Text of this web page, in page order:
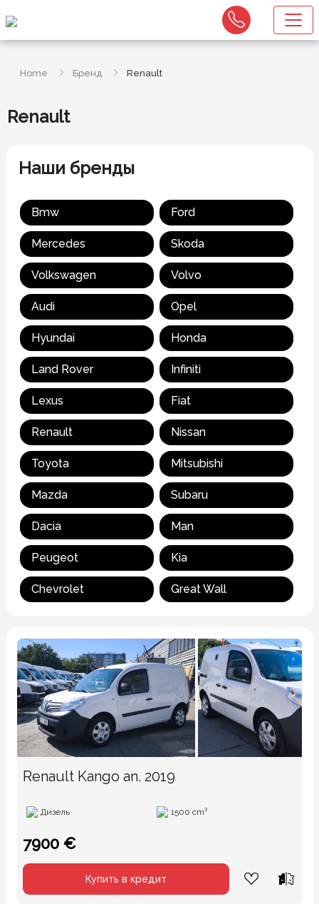
Home Бренд Renault
Renault
Наши бренды
Bmw Ford
Mercedes Skoda
Volkswagen Volvo
Audi Opel
Hyundai Honda
Land Rover Infiniti
Lexus Fiat
Renault Nissan
Toyota Mitsubishi
Mazda Subaru
Dacia Man
Peugeot Kia
Chevrolet Great Wall
Renault Kango an. 2019
Дизель 1500 cm³
7900 €
Купить в кредит